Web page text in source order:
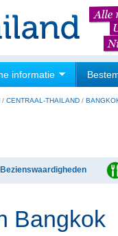
informatie
/ CENTRAAL-THAILAND /
Bezienswaardigheden
Bangkok